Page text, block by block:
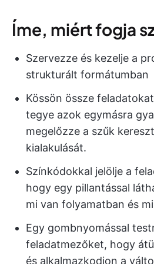
Íme, miért fogja
Szervezze és kezelje a
strukturált formátumban
Kössön össze
tegye azok egymásra
megelőzze a szűk
kialakulását.
Színkódokkal jelölje a
hogy egy pillantással
mi van folyamatban és
Egy gombnyomással
feladatmezőket, hogy
és alkalmazkodjon a